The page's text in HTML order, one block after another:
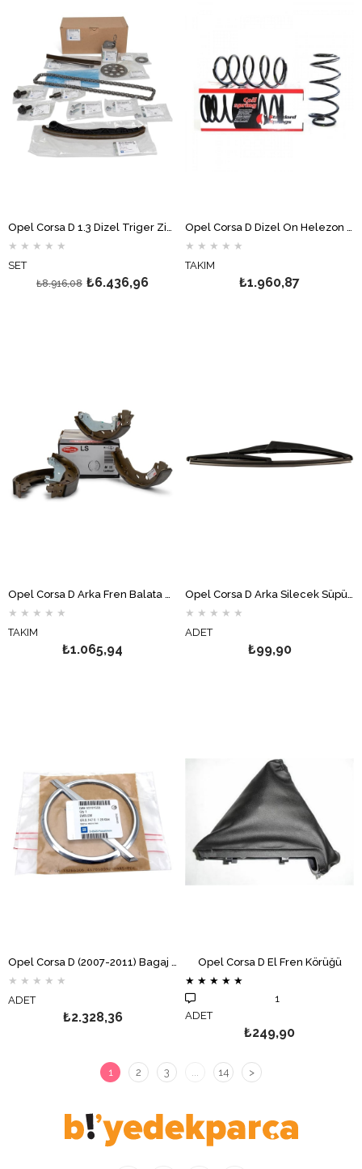
★ ★ ★ ★ ★
SET
₺6.436,96
₺8.916,08
★ ★ ★ ★ ★
TAKIM
₺1.960,87
Opel Corsa D Arka Fren Balata Takımı Papuç DELPHİ
★ ★ ★ ★ ★
TAKIM
₺1.065,94
Opel Corsa D Arka Silecek Süpürgesi
★ ★ ★ ★ ★
ADET
₺99,90
★ ★ ★ ★ ★
ADET
₺2.328,36
Opel Corsa D El Fren Körüğü
★ ★ ★ ★ ★
1
ADET
₺249,90
1 2 3 14 >